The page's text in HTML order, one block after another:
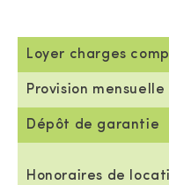
Loyer charges
Provision
Dépôt de garantie
Honoraires de